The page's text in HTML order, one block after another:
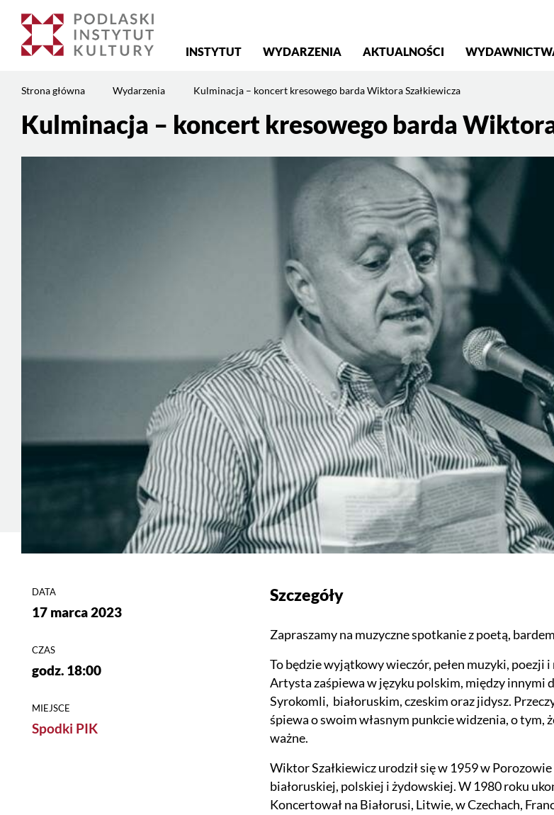
stronie:
Kulminacja
główne
INSTYTUT WYDARZENIA AKTUALNOŚCI
Strona główna Wydarzenia Kulminacja – koncert kresowego barda Wiktora Szałkiewicza
Kulminacja – koncert kresowego barda
DATA
17 marca 2023
CZAS
godz. 18:00
MIEJSCE
Spodki PIK
Szczegóły
Zapraszamy na muzyczne spotkanie z poetą,
To będzie wyjątkowy wieczór, pełen muzyki, poezji
Artysta zaśpiewa w języku polskim, między innymi
Syrokomli, białoruskim, czeskim oraz jidysz.
śpiewa o swoim własnym punkcie widzenia, o tym,
ważne.
Wiktor Szałkiewicz urodził się w 1959 w
białoruskiej, polskiej i żydowskiej. W 1980 roku
Koncertował na Białorusi, Litwie, w Czechach,